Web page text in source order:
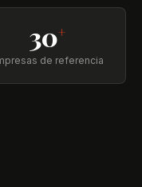
30+
de referencia